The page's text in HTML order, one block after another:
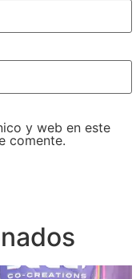
y web en este
comente.